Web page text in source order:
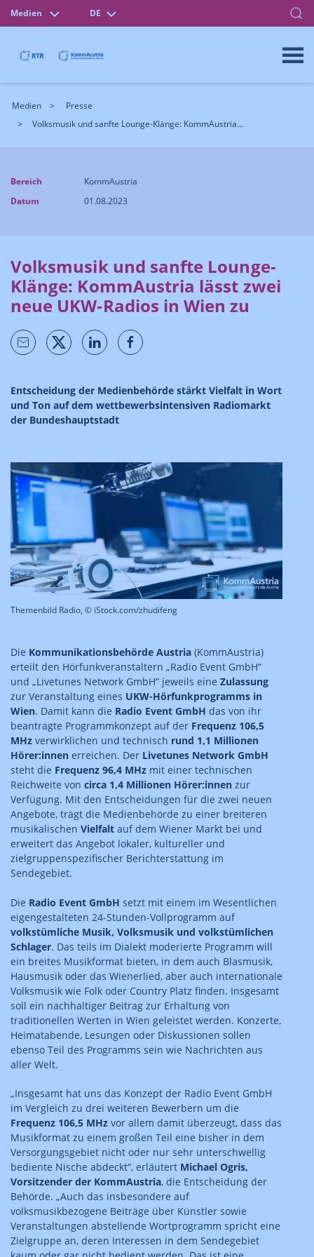
Medien DE
Medien
Presse
Volksmusik und sanfte Lounge-Klänge: KommAustria...
Bereich
KommAustria
Datum
01.08.2023
Volksmusik und sanfte Lounge-
Klänge: KommAustria lässt zwei
neue UKW-Radios in Wien zu
Entscheidung der Medienbehörde stärkt Vielfalt in Wort
und Ton auf dem wettbewerbsintensiven Radiomarkt
der Bundeshauptstadt
Themenbild Radio, © iStock.com/zhudifeng
Die Kommunikationsbehörde Austria (KommAustria)
erteilt den Hörfunkveranstaltern „Radio Event GmbH“
und „Livetunes Network GmbH“ jeweils eine Zulassung
zur Veranstaltung eines UKW-Hörfunkprogramms in
Wien. Damit kann die Radio Event GmbH das von ihr
beantragte Programmkonzept auf der Frequenz 106,5
MHz verwirklichen und technisch rund 1,1 Millionen
Hörer:innen erreichen. Der Livetunes Network GmbH
steht die Frequenz 96,4 MHz mit einer technischen
Reichweite von circa 1,4 Millionen Hörer:innen zur
Verfügung. Mit den Entscheidungen für die zwei neuen
Angebote, trägt die Medienbehörde zu einer breiteren
musikalischen Vielfalt auf dem Wiener Markt bei und
erweitert das Angebot lokaler, kultureller und
zielgruppenspezifischer Berichterstattung im
Sendegebiet.
Die Radio Event GmbH setzt mit einem im Wesentlichen
eigengestalteten 24-Stunden-Vollprogramm auf
volkstümliche Musik, Volksmusik und volkstümlichen
Schlager. Das teils im Dialekt moderierte Programm will
ein breites Musikformat bieten, in dem auch Blasmusik,
Hausmusik oder das Wienerlied, aber auch internationale
Volksmusik wie Folk oder Country Platz finden. Insgesamt
soll ein nachhaltiger Beitrag zur Erhaltung von
traditionellen Werten in Wien geleistet werden. Konzerte,
Heimatabende, Lesungen oder Diskussionen sollen
ebenso Teil des Programms sein wie Nachrichten aus
aller Welt.
„Insgesamt hat uns das Konzept der Radio Event GmbH
im Vergleich zu drei weiteren Bewerbern um die
Frequenz 106,5 MHz vor allem damit überzeugt, dass das
Musikformat zu einem großen Teil eine bisher in dem
Versorgungsgebiet nicht oder nur sehr unterschwellig
bediente Nische abdeckt“, erläutert Michael Ogris,
Vorsitzender der KommAustria, die Entscheidung der
Behörde. „Auch das insbesondere auf
volksmusikbezogene Beiträge über Künstler sowie
Veranstaltungen abstellende Wortprogramm spricht eine
Zielgruppe an, deren Interessen in dem Sendegebiet